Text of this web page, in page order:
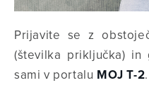
Prijavite se z
(številka priključka)
sami v portalu MOJ T-2.